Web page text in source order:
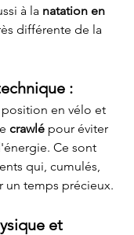
à la natation en
différente de la
:
position en vélo et
crawlé pour éviter
Ce sont
qui, cumulés,
un temps précieux.
et